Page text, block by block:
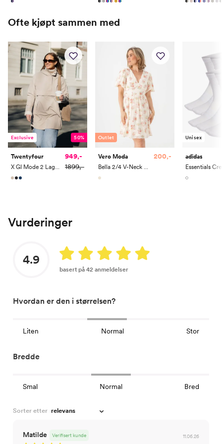
Ofte kjøpt sammen med
Exclusive 50%
Twentyfour
X GI Mode 2 Lags Poncho
949,-
1899,-
Outlet
Vero Moda
Bella 2/4 V-Neck Short Dress
200,-
Unisex
adidas
Vurderinger
4.9
basert på 42 anmeldelser
Hvordan er den i størrelsen?
Liten Normal Stor
Bredde
Smal Normal Bred
Sorter etter
Matilde 11.06.26
Verifisert kunde